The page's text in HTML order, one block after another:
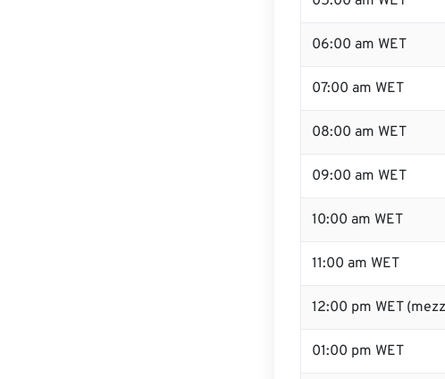
06:00 am WET
07:00 am WET
08:00 am WET
09:00 am WET
10:00 am WET
11:00 am WET
12:00 pm WET
01:00 pm WET